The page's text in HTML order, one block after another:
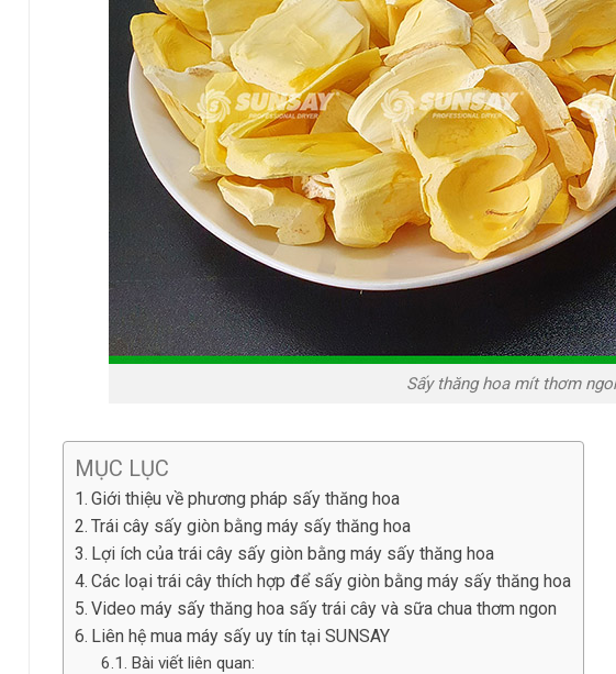
Sấy thăng hoa mít thơm
MỤC LỤC
Giới thiệu về phương pháp sấy thăng hoa
Trái cây sấy giòn bằng máy sấy thăng hoa
Lợi ích của trái cây sấy giòn bằng máy sấy thăng hoa
Các loại trái cây thích hợp để sấy giòn bằng máy sấy thăng hoa
Video máy sấy thăng hoa sấy trái cây và sữa chua thơm ngon
Liên hệ mua máy sấy uy tín tại SUNSAY
Bài viết liên quan: